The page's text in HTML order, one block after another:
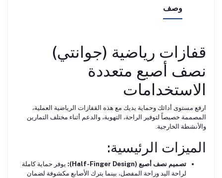
وصف
قفازات رياضية (جوانتي)
نصف أصبع متعددة
الاستخدامات
ارفع مستوى أدائك وحماية يديك مع هذه القفازات الرياضية العملية،
المصممة خصيصاً لتوفير الراحة، التهوية، والدعم أثناء مختلف التمارين
والأنشطة الخارجية.
الميزات الرئيسية:
تصميم نصف أصبع (Half-Finger Design):
يوفر حماية كاملة
لراحة اليد وراحة المفصل، بينما يترك الأصابع مكشوفة لضمان